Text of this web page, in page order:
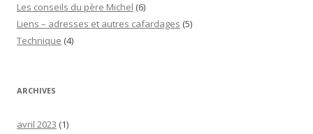
Les conseils du père Michel (6)
Liens – adresses et autres cafardages (5)
Technique (4)
ARCHIVES
avril 2023 (1)